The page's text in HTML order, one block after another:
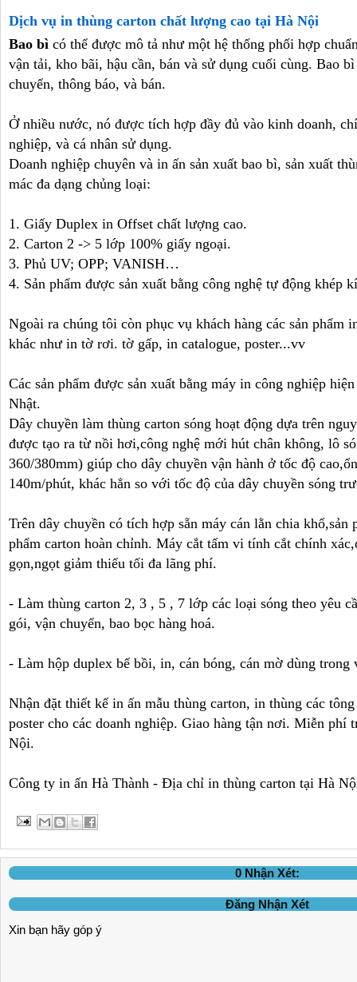
Dịch vụ in thùng carton chất lượng cao tại Hà Nội
Bao bì có thể được mô tả như một hệ thống phối hợp
vận tải, kho bãi, hậu cần, bán và sử dụng cuối cùng. Bao
chuyển, thông báo, và bán.
Ở nhiều nước, nó được tích hợp đầy đủ vào kinh doanh,
nghiệp, và cá nhân sử dụng.
Doanh nghiệp chuyên và in ấn sản xuất bao bì, sản xuất
mác đa dạng chủng loại:
1. Giấy Duplex in Offset chất lượng cao.
2. Carton 2 -> 5 lớp 100% giấy ngoại.
3. Phủ UV; OPP; VANISH…
4. Sản phẩm được sản xuất bằng công nghệ tự động khép
Ngoài ra chúng tôi còn phục vụ khách hàng các sản phẩm
khác như in tờ rơi. tờ gấp, in catalogue, poster...vv
Các sản phẩm được sản xuất bằng máy in công nghiệp
Nhật.
Dây chuyền làm thùng carton sóng hoạt động dựa trên
được tạo ra từ nồi hơi,công nghệ mới hút chân không, lô
360/380mm) giúp cho dây chuyền vận hành ở tốc độ
140m/phút, khác hẳn so với tốc độ của dây chuyền sóng
Trên dây chuyền có tích hợp sẵn máy cán lằn chia khổ,sản
phẩm carton hoàn chỉnh. Máy cắt tấm vi tính cắt chính
gọn,ngọt giảm thiểu tối đa lãng phí.
- Làm thùng carton 2, 3 , 5 , 7 lớp các loại sóng theo yêu
gói, vận chuyển, bao bọc hàng hoá.
- Làm hộp duplex bế bồi, in, cán bóng, cán mờ dùng trong
Nhận đặt thiết kế in ấn mẫu thùng carton, in thùng các
poster cho các doanh nghiệp. Giao hàng tận nơi. Miễn phí
Nội.
Công ty in ấn Hà Thành - Địa chỉ in thùng carton tại Hà
0 Nhận Xét:
Đăng Nhận Xét
Xin bạn hãy góp ý